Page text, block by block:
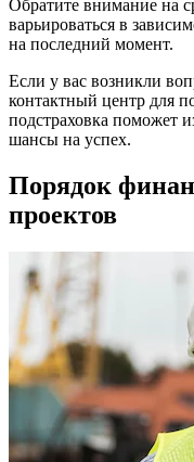
Обратите внимание на
варьироваться в
на последний момент.
Если у вас возникли
контактный центр для
подстраховка поможет
шансы на успех.
Порядок
проектов